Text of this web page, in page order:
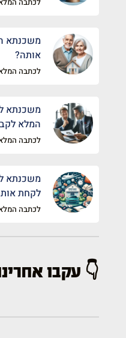
משכנתא
אותה?
לכתבה
משכנתא
המלא
לכתבה
משכנתא
לקחת
לכתבה
👇 עקבו